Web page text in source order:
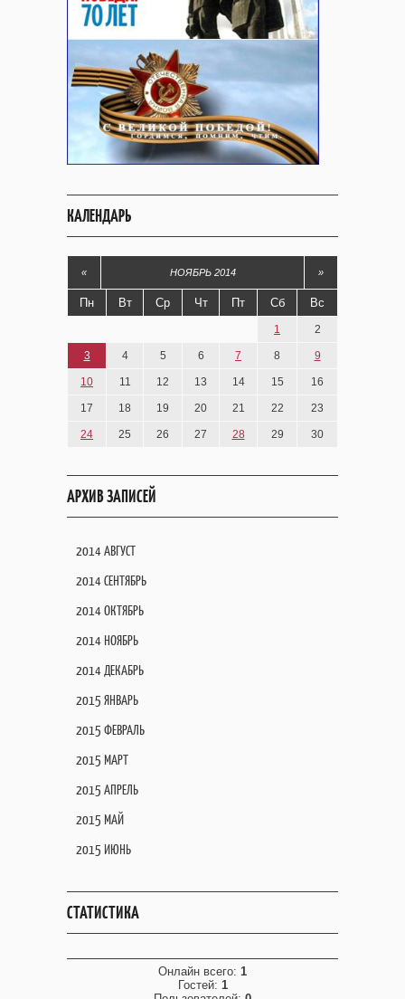
КАЛЕНДАРЬ
« НОЯБРЬ 2014 »
Пн Вт Ср Чт Пт Сб Вс
1 2
3 4 5 6 7 8 9
10 11 12 13 14 15 16
17 18 19 20 21 22 23
24 25 26 27 28 29 30
АРХИВ ЗАПИСЕЙ
2014 АВГУСТ
2014 СЕНТЯБРЬ
2014 ОКТЯБРЬ
2014 НОЯБРЬ
2014 ДЕКАБРЬ
2015 ЯНВАРЬ
2015 ФЕВРАЛЬ
2015 МАРТ
2015 АПРЕЛЬ
2015 МАЙ
2015 ИЮНЬ
СТАТИСТИКА
Онлайн всего: 1
Гостей: 1